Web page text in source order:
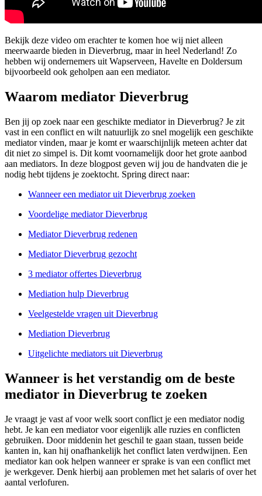
Bekijk deze video om erachter te komen hoe wij niet alleen
meerwaarde bieden in Dieverbrug, maar in heel Nederland! Zo
hebben wij ondernemers uit Wapserveen, Havelte en Doldersum
bijvoorbeeld ook geholpen aan een mediator.
Waarom mediator Dieverbrug
Ben jij op zoek naar een geschikte mediator in Dieverbrug? Je zit
vast in een conflict en wilt natuurlijk zo snel mogelijk een geschikte
mediator vinden, maar je komt er waarschijnlijk meteen achter dat
dit niet zo simpel is. Dit komt voornamelijk door het grote aanbod
aan mediators. In deze blogpost geven wij jou de handvaten die je
nodig hebt tijdens je zoektocht. Spring direct naar:
Wanneer een mediator uit Dieverbrug zoeken
Voordelige mediator Dieverbrug
Mediator Dieverbrug redenen
Mediator Dieverbrug gezocht
3 mediator offertes Dieverbrug
Mediation hulp Dieverbrug
Veelgestelde vragen uit Dieverbrug
Mediation Dieverbrug
Uitgelichte mediators uit Dieverbrug
Wanneer is het verstandig om de beste
mediator in Dieverbrug te zoeken
Je vraagt je vast af voor welk soort conflict je een mediator nodig
hebt. Je kan een mediator voor eigenlijk alle ruzies en conflicten
gebruiken. Door middenin het geschil te gaan staan, tussen beide
kanten in, kan hij onafhankelijk het conflict laten verdwijnen. Een
mediator kan ook helpen wanneer er sprake is van een conflict met
je werkgever. Denk hierbij aan problemen met het salaris of over het
aantal verlofuren.